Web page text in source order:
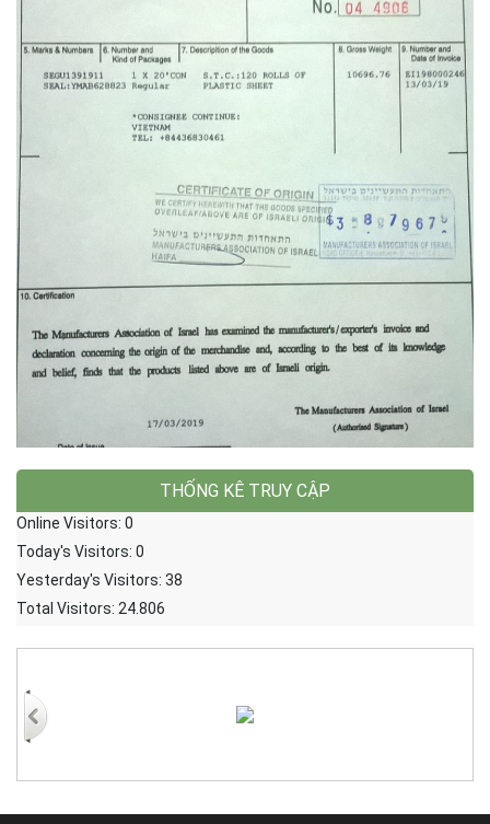
THỐNG KÊ TRUY CẬP
Online Visitors: 0
Today's Visitors: 0
Yesterday's Visitors: 38
Total Visitors: 24.806